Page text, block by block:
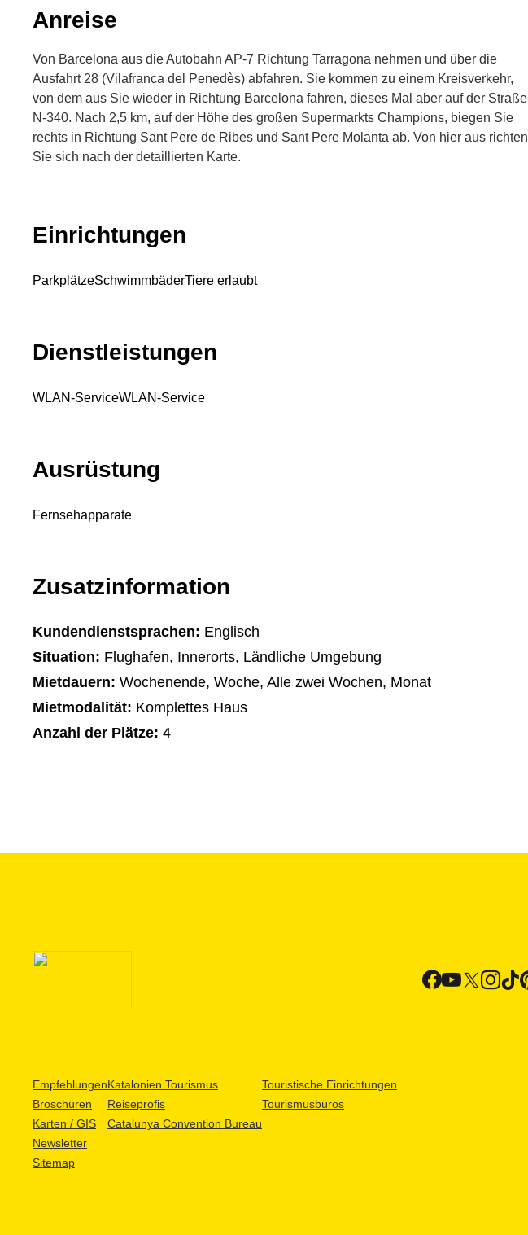
Anreise
Von Barcelona aus die Autobahn AP-7 Richtung Tarragona nehmen und über die
Ausfahrt 28 (Vilafranca del Penedès) abfahren. Sie kommen zu einem Kreisverkehr,
von dem aus Sie wieder in Richtung Barcelona fahren, dieses Mal aber auf der Straße
N-340. Nach 2,5 km, auf der Höhe des großen Supermarkts Champions, biegen Sie
rechts in Richtung Sant Pere de Ribes und Sant Pere Molanta ab. Von hier aus richten
Sie sich nach der detaillierten Karte.
Einrichtungen
ParkplätzeSchwimmbäderTiere erlaubt
Dienstleistungen
WLAN-ServiceWLAN-Service
Ausrüstung
Fernsehapparate
Zusatzinformation
Kundendienstsprachen: Englisch
Situation: Flughafen, Innerorts, Ländliche Umgebung
Mietdauern: Wochenende, Woche, Alle zwei Wochen, Monat
Mietmodalität: Komplettes Haus
Anzahl der Plätze: 4
Empfehlungen
Broschüren
Karten / GIS
Newsletter
Sitemap
Katalonien Tourismus
Reiseprofis
Catalunya Convention Bureau
Touristische Einrichtungen
Tourismusbüros